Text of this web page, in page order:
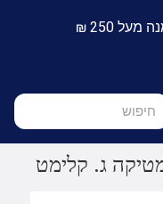
250 ₪
ג. קלימט